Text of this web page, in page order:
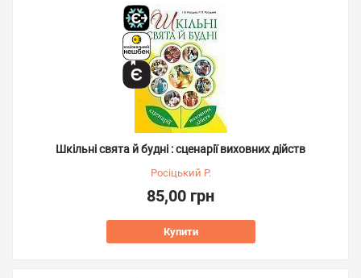
Шкільні свята й будні : сценарії виховних дійств
Росіцький Р.
85,00 грн
Купити